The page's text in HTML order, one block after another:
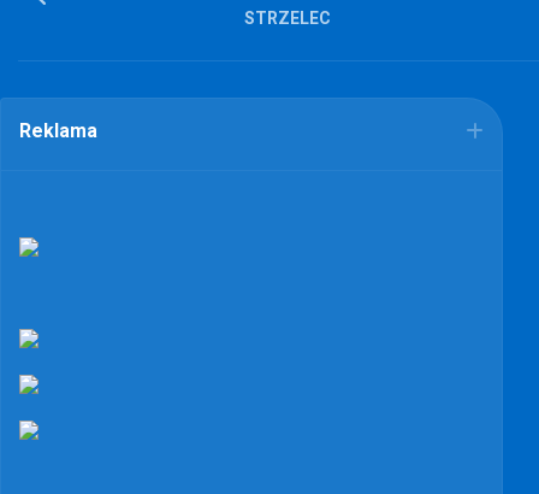
STRZELEC
Reklama